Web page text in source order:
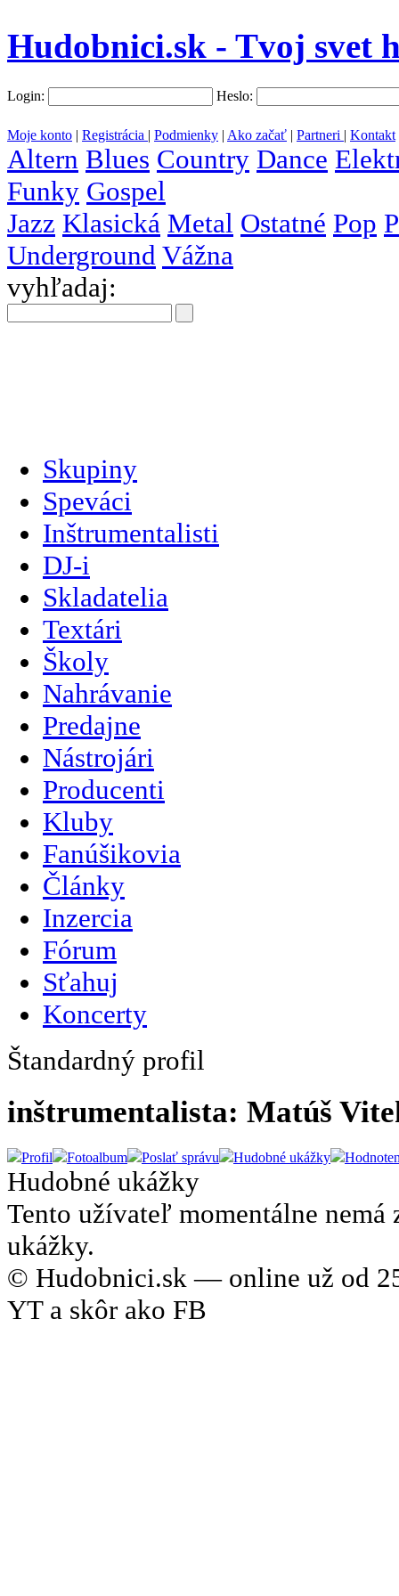
Hudobnici.sk - Tvoj svet
Login: Heslo:
Moje konto | Registrácia | Podmienky | Ako začať | Partneri | Kontakt
Altern Blues Country Dance
Funky Gospel
Jazz Klasická Metal Ostatné Pop
Underground Vážna
vyhľadaj:
Skupiny
Speváci
Inštrumentalisti
DJ-i
Skladatelia
Textári
Školy
Nahrávanie
Predajne
Nástrojári
Producenti
Kluby
Fanúšikovia
Články
Inzercia
Fórum
Sťahuj
Koncerty
Štandardný profil
inštrumentalista: Matúš
Profil Fotoalbum Poslať správu Hudobné ukážky
Hudobné ukážky
Tento užívateľ momentálne nemá
ukážky.
© Hudobnici.sk — online už od
YT a skôr ako FB